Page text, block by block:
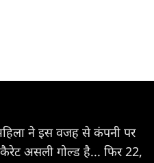
ने इस वजह से कंपनी पर
असली गोल्ड है... फिर 22,